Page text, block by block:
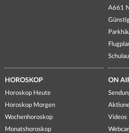
A661
HOROSKOP
Horoskop Heute
Horoskop Morgen
Wochenhoroskop
Monatshoroskop
ON
Videos